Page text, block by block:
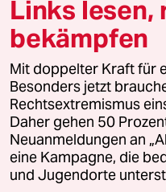
© 2026 taz Verlags und
Alle Rechte vorbehalten. Bei
wenden Sie sich bitte an
Feedback
Leitlinie Informant
Links lesen,
bekämpfen
Mit doppelter Kraft für
Besonders jetzt
Rechtsextremismus
Daher gehen 50
Neuanmeldungen an
eine Kampagne, die
und Jugendorte